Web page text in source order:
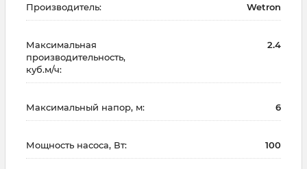
Производитель: Wetron
Максимальная
производительность,
куб.м/ч:
2.4
Максимальный напор, м: 6
Мощность насоса, Вт: 100